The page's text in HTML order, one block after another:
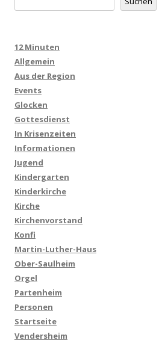
12 Minuten
Allgemein
Aus der Region
Events
Glocken
Gottesdienst
In Krisenzeiten
Informationen
Jugend
Kindergarten
Kinderkirche
Kirche
Kirchenvorstand
Konfi
Martin-Luther-Haus
Ober-Saulheim
Orgel
Partenheim
Personen
Startseite
Vendersheim